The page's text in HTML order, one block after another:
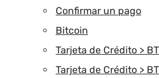
Confirmar un pago
Bitcoin
Tarjeta de Crédito >
Tarjeta de Crédito >